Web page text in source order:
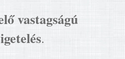
vastagságú
.